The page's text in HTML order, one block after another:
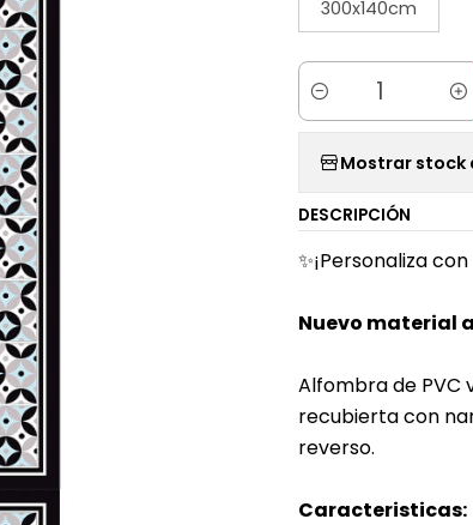
300x140cm
Cantidad
Mostrar stock
DESCRIPCIÓN
✨¡Personaliza
Nuevo material
Alfombra de PVC
recubierta con
reverso.
Caracteristicas: